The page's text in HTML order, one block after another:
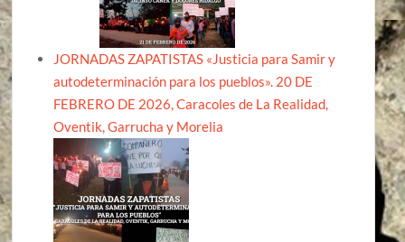
JORNADAS ZAPATISTAS «Justicia para Samir y
autodeterminación para los pueblos». 20 DE
FEBRERO DE 2026, Caracoles de La Realidad,
Oventik, Garrucha y Morelia